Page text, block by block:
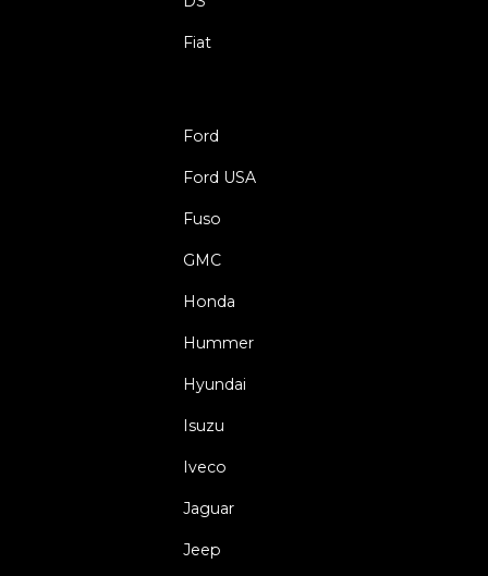
Fiat
Ford
Ford USA
Fuso
GMC
Honda
Hummer
Hyundai
Isuzu
Iveco
Jaguar
Jeep